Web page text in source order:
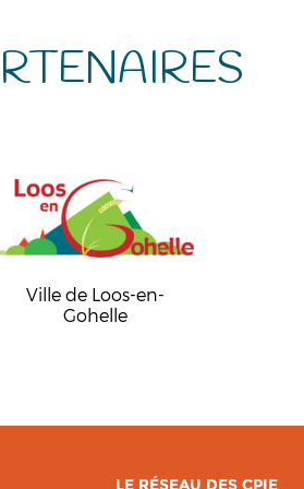
Ville de Loos-en-
Gohelle
LE RÉSEAU DES CPIE